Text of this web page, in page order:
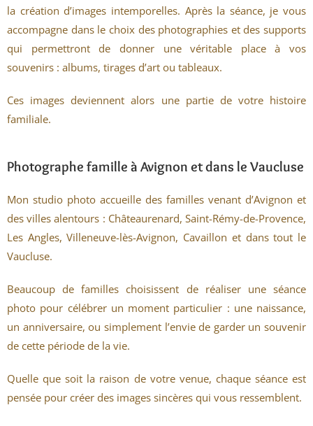
la création d’images intemporelles. Après la séance, je vous
accompagne dans le choix des photographies et des supports
qui permettront de donner une véritable place à vos
souvenirs : albums, tirages d’art ou tableaux.
Ces images deviennent alors une partie de votre histoire
familiale.
Photographe famille à Avignon et dans le Vaucluse
Mon studio photo accueille des familles venant d’Avignon et
des villes alentours : Châteaurenard, Saint-Rémy-de-Provence,
Les Angles, Villeneuve-lès-Avignon, Cavaillon et dans tout le
Vaucluse.
Beaucoup de familles choisissent de réaliser une séance
photo pour célébrer un moment particulier : une naissance,
un anniversaire, ou simplement l’envie de garder un souvenir
de cette période de la vie.
Quelle que soit la raison de votre venue, chaque séance est
pensée pour créer des images sincères qui vous ressemblent.